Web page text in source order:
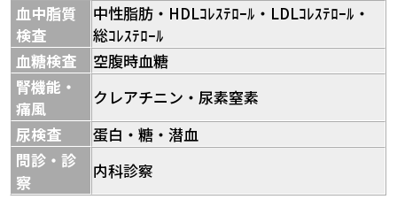
血中脂質
検査
中性脂肪・HDLｺﾚｽﾃﾛｰﾙ・LDLｺﾚｽﾃﾛｰﾙ・
総ｺﾚｽﾃﾛｰﾙ
血糖検査
空腹時血糖
腎機能・
痛風
クレアチニン・尿素窒素
尿検査
蛋白・糖・潜血
問診・診
察
内科診察